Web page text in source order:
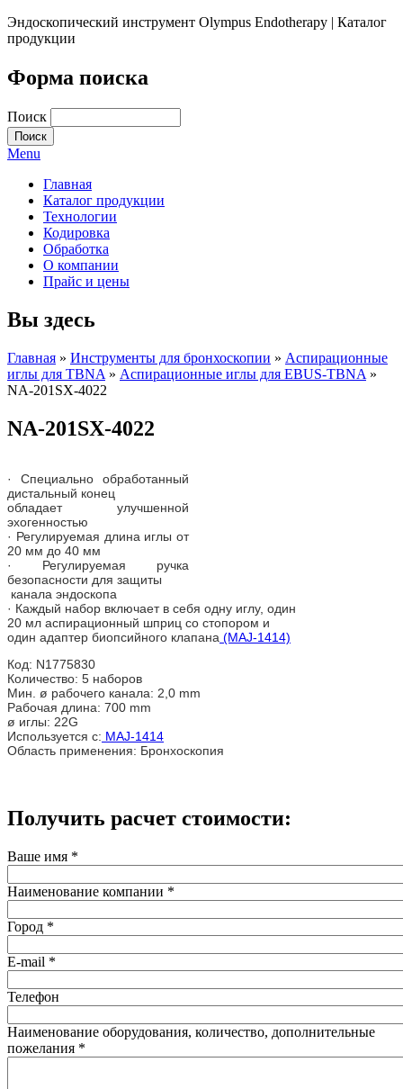
Эндоскопический инструмент Olympus Endotherapy | Каталог
продукции
Форма поиска
Поиск
Menu
Главная
Каталог продукции
Технологии
Кодировка
Обработка
О компании
Прайс и цены
Вы здесь
Главная » Инструменты для бронхоскопии » Аспирационные
иглы для TBNA » Аспирационные иглы для EBUS-TBNA »
NA-201SX-4022
NA-201SX-4022
· Специально обработанный
дистальный конец
обладает улучшенной
эхогенностью
· Регулируемая длина иглы от
20 мм до 40 мм
· Регулируемая ручка
безопасности для защиты
канала эндоскопа
· Каждый набор включает в себя одну иглу, один
20 мл аспирационный шприц со стопором и
один адаптер биопсийного клапана (MAJ-1414)
Код: N1775830
Количество: 5 наборов
Мин. ø рабочего канала: 2,0 mm
Рабочая длина: 700 mm
ø иглы: 22G
Используется с: MAJ-1414
Область применения: Бронхоскопия
Получить расчет стоимости:
Ваше имя *
Наименование компании *
Город *
E-mail *
Телефон
Наименование оборудования, количество, дополнительные
пожелания *